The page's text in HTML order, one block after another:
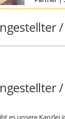
es unsere